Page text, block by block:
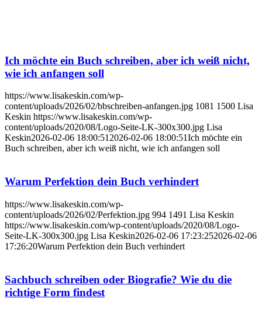
Ich möchte ein Buch schreiben, aber ich weiß nicht,
wie ich anfangen soll
https://www.lisakeskin.com/wp-
content/uploads/2026/02/bbschreiben-anfangen.jpg 1081 1500 Lisa
Keskin https://www.lisakeskin.com/wp-
content/uploads/2020/08/Logo-Seite-LK-300x300.jpg Lisa
Keskin2026-02-06 18:00:512026-02-06 18:00:51Ich möchte ein
Buch schreiben, aber ich weiß nicht, wie ich anfangen soll
Warum Perfektion dein Buch verhindert
https://www.lisakeskin.com/wp-
content/uploads/2026/02/Perfektion.jpg 994 1491 Lisa Keskin
https://www.lisakeskin.com/wp-content/uploads/2020/08/Logo-
Seite-LK-300x300.jpg Lisa Keskin2026-02-06 17:23:252026-02-06
17:26:20Warum Perfektion dein Buch verhindert
Sachbuch schreiben oder Biografie? Wie du die
richtige Form findest